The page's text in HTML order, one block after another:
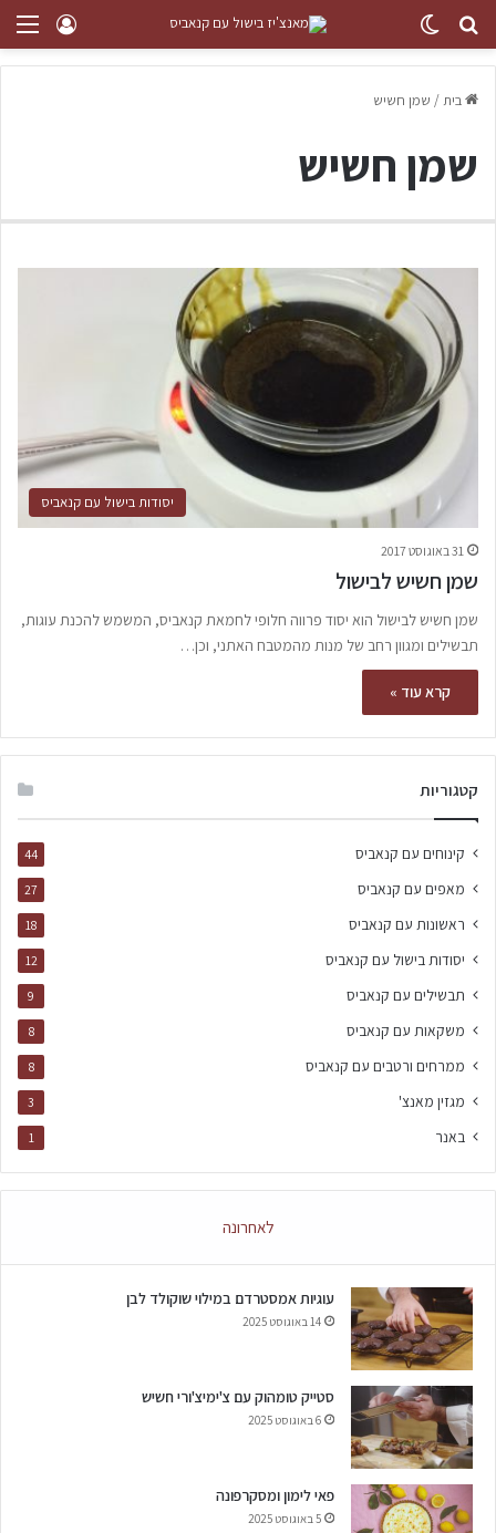
בית/ שמן חשיש
שמן חשיש
יסודות בישול עם קנאביס
31 באוגוסט 2017
שמן חשיש לבישול
שמן חשיש לבישול הוא יסוד פרווה חלופי לחמאת קנאביס, המשמש להכנת עוגות,
תבשילים ומגוון רחב של מנות מהמטבח האתני, וכן…
קרא עוד »
קטגוריות
קינוחים עם קנאביס 44
מאפים עם קנאביס 27
ראשונות עם קנאביס 18
יסודות בישול עם קנאביס 12
תבשילים עם קנאביס 9
משקאות עם קנאביס 8
ממרחים ורטבים עם קנאביס 8
מגזין מאנצ' 3
באנר 1
לאחרונה
עוגיות אמסטרדם במילוי שוקולד לבן
14 באוגוסט 2025
סטייק טומהוק עם צ'ימיצ'ורי חשיש
6 באוגוסט 2025
פאי לימון ומסקרפונה
5 באוגוסט 2025